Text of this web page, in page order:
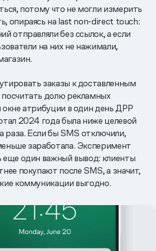
потому что не могли измерить
опираясь на last non-direct touch:
отправляли без ссылок, а если
на них не нажимали,
заказы к доставленным
долю рекламных
атрибуции в один день ДРР
2024 года была ниже целевой
раза. Если бы SMS отключили,
заработала. Эксперимент
еще один важный вывод: клиенты
покупают после SMS, а значит,
коммуникации выгодно.